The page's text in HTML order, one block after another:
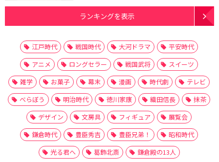
ランキングを表示
江戸時代 戦国時代 大河ドラマ
平安時代
アニメ
ロングセラー 戦国武将
スイーツ
雑学
お菓子 幕末 漫画 時代劇
テレビ
べらぼう
明治時代 徳川家康 織田信長
抹茶
デザイン
文房具 フィギュア
展覧会
鎌倉時代
豊臣秀吉 豊臣兄弟！
昭和時代
光る君へ
葛飾北斎 鎌倉殿の13人